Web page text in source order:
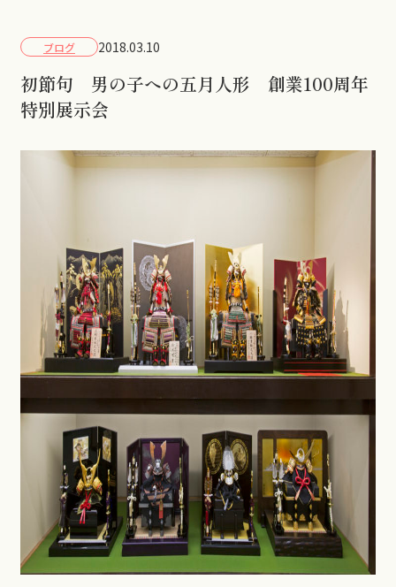
ブログ 2018.03.10
初節句 男の子への五月人形 創業100周年
特別展示会